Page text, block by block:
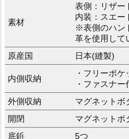
素材
表側：リザー
内装：スエー
※表側のハン
革を使用して
原産国
日本(縫製)
内側収納
・フリーポケ
・ファスナ
外側収納
マグネットボ
開閉
マグネットボ
底鋲
5つ